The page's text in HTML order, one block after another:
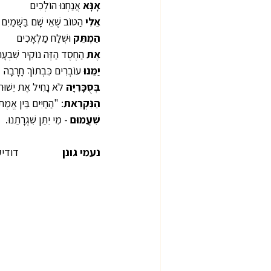
אָנָּא אֲנַחְנוּ הוֹלְכִים
אֵלִי הַטּוֹב שֶׁאֵי שָׁם בַּשָּׁמַיִם
הַמְתֵּק וּשְׁלַח מַלְאָכִים
אֶת הַחֶסֶד הַזֶּה נוֹקִיר
יַמֵּנוּ עוֹבְרִים כִּבְתוֹךְ חָרָבָה
בְּסֻכָּרִיָּה לֹא נָחִיל אֶת
הַנִּקְרֵאת: "הַחַיִּים בֵּין
שִׁעֲמוּם - מִי יִתֵּן שִׁגְרָתֵנוּ.
נעמי גונן